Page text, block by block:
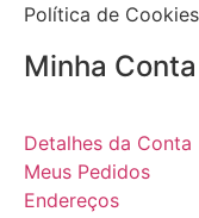
Política de Cookies
Minha Conta
Detalhes da Conta
Meus Pedidos
Endereços